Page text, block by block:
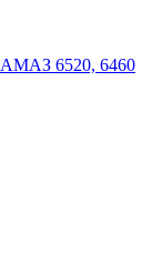
6520, 6460